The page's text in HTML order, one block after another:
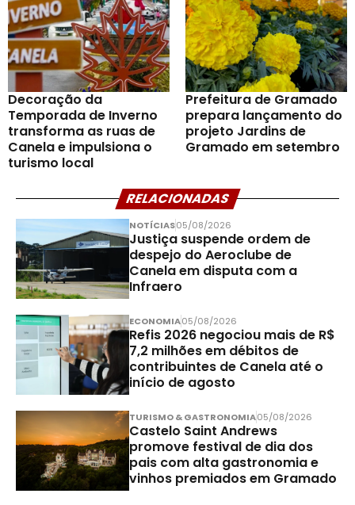
Decoração da
Temporada de Inverno
transforma as ruas de
Canela e impulsiona o
turismo local
Prefeitura de Gramado
prepara lançamento do
projeto Jardins de
Gramado em setembro
RELACIONADAS
NOTÍCIAS05/08/2026
Justiça suspende ordem de
despejo do Aeroclube de
Canela em disputa com a
Infraero
ECONOMIA05/08/2026
Refis 2026 negociou mais de R$
7,2 milhões em débitos de
contribuintes de Canela até o
início de agosto
TURISMO & GASTRONOMIA05/08/2026
Castelo Saint Andrews
promove festival de dia dos
pais com alta gastronomia e
vinhos premiados em Gramado